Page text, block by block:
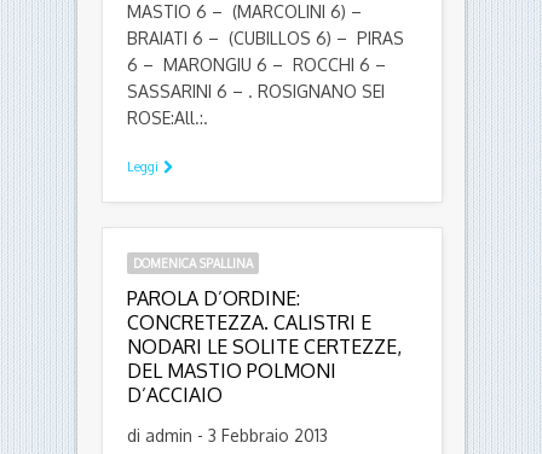
MASTIO 6 – (MARCOLINI 6) –
BRAIATI 6 – (CUBILLOS 6) – PIRAS
6 – MARONGIU 6 – ROCCHI 6 –
SASSARINI 6 – . ROSIGNANO SEI
ROSE:All.:.
Leggi
DOMENICA SPALLINA
PAROLA D’ORDINE:
CONCRETEZZA. CALISTRI E
NODARI LE SOLITE CERTEZZE,
DEL MASTIO POLMONI
D’ACCIAIO
di admin - 3 Febbraio 2013